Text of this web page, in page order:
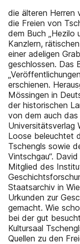
die älteren Herren
die Freien von
dem Buch „Hezilo
Kanzlern,
einer adeligen
geschlossen. Das
erschienen.
Mössingen in
der historischen
von dem auch
Universitätsverlag
Loose beleuchtet
Tschengls sowie
Vintschgau“.
Mitglied des
Staatsarchiv in
Urkunden zur
gemacht. Wie
bei der gut
Kultursaal
Quellen zu den